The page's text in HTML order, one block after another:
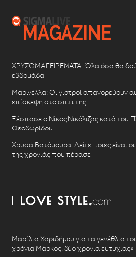
ΧΡΥΣΩΜΑΓΕΙΡΕΜΑΤΑ: Όλα όσα θα
εβδομάδα
Μαρινέλλα: Οι γιατροί απαγορεύουν
επίσκεψη στο σπίτι της
Ξέσπασε ο Νίκος Νικόλιζας κατά του
Θεοδωρίδου
Χρυσά Βατόμουρα: Δείτε ποιες είναι οι
της χρονιάς που πέρασε
Μαρίλια Χαριδήμου για τα γενέθλια
χρόνια Μάρκος, δύο χρόνια ευτυχίας»